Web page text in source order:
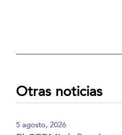
Otras noticias
5 agosto, 2026